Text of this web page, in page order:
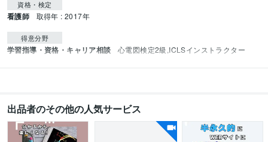
資格・検定
看護師 取得年 : 2017年
得意分野
学習指導・資格・キャリア相談 心電図検定2級,ICLSインストラクター
出品者のその他の人気サービス